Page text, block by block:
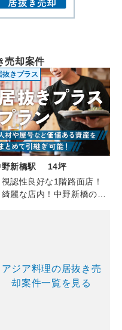
売却案件
抜きプラス
野新橋駅 14坪
視認性良好な1階路面店！
綺麗な店内！中野新橋の韓
アジア料理の居抜き売
却案件一覧を見る